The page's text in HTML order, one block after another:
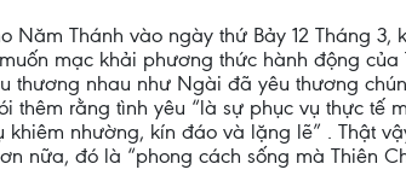
Năm Thánh vào ngày thứ Bảy 12 Tháng
mạc khải phương thức hành động
thương nhau như Ngài đã yêu thương
thêm rằng tình yêu “là sự phục vụ thực
nhường, kín đáo và lặng lẽ” . Thật
nữa, đó là “phong cách sống mà Thiên